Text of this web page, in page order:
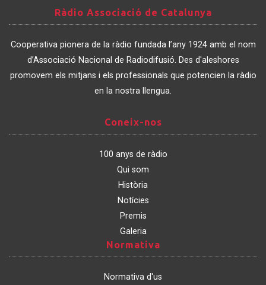
Associació
de
Catalunya
Ràdio Associació de Catalunya
Cooperativa pionera de la ràdio fundada l’any 1924 amb el nom
d’Associació Nacional de Radiodifusió. Des d'aleshores
promovem els mitjans i els professionals que potencien la ràdio
en la nostra llengua.
nos
Coneix-nos
100 anys de ràdio
Qui som
Història
Notícies
Premis
Galeria
Normativa
Normativa d'us